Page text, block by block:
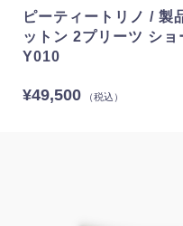
ピーティートリノ / 製
ットン 2プリーツ シ
Y010
¥49,500（税込）